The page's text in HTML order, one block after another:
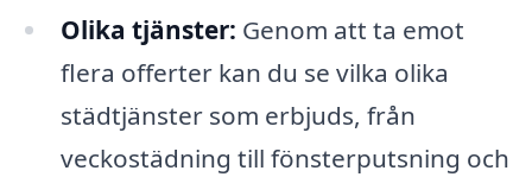
Olika tjänster: Genom att ta emot
flera offerter kan du se vilka olika
städtjänster som erbjuds, från
veckostädning till fönsterputsning och